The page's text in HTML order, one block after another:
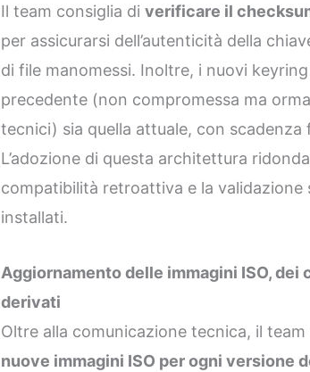
Il team consiglia diverificare il
per assicurarsi dell’autenticità della
di file manomessi. Inoltre, i nuovi
precedente (non compromessa ma
tecnici) sia quella attuale, con scadenza
L’adozione di questa architettura
compatibilità retroattiva e la
installati.
Aggiornamento delle immagini ISO,
derivati
Oltre alla comunicazione tecnica, il
nuove immagini ISO per ogni versione